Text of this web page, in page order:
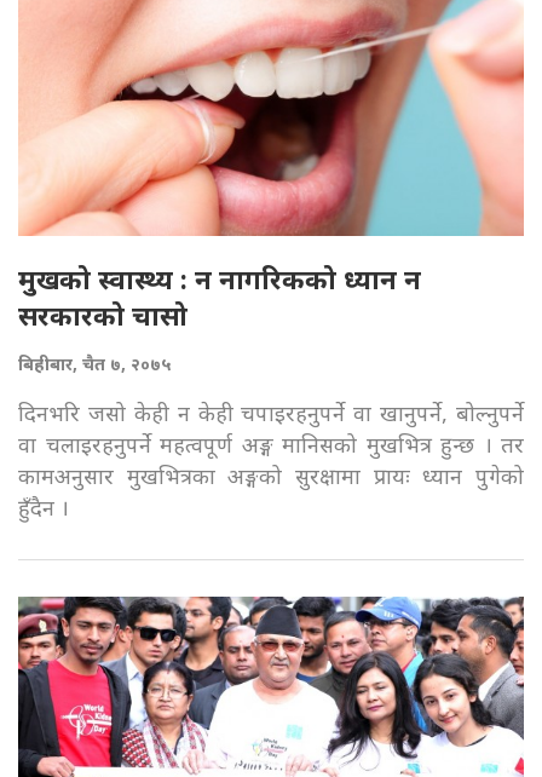
मुखको स्वास्थ्य : न नागरिकको ध्यान न
सरकारको चासो
बिहीबार, चैत ७, २०७५
दिनभरि जसो केही न केही चपाइरहनुपर्ने वा खानुपर्ने, बोल्नुपर्ने
वा चलाइरहनुपर्ने महत्वपूर्ण अङ्ग मानिसको मुखभित्र हुन्छ । तर
कामअनुसार मुखभित्रका अङ्गको सुरक्षामा प्रायः ध्यान पुगेको
हुँदैन ।